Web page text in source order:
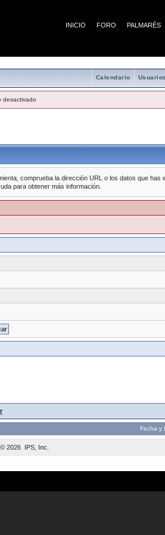
INICIO FORO PALMARÉS
Calendario
desactivado
comprueba la dirección URL o los datos que has
para obtener más información.
Fecha y
© 2026 IPS, Inc